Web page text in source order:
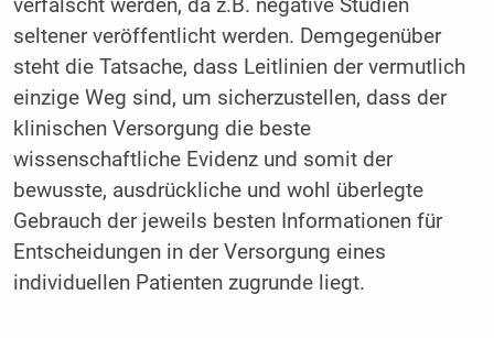
verfälscht werden, da z.B. negative Studien
seltener veröffentlicht werden. Demgegenüber
steht die Tatsache, dass Leitlinien der vermutlich
einzige Weg sind, um sicherzustellen, dass der
klinischen Versorgung die beste
wissenschaftliche Evidenz und somit der
bewusste, ausdrückliche und wohl überlegte
Gebrauch der jeweils besten Informationen für
Entscheidungen in der Versorgung eines
individuellen Patienten zugrunde liegt.